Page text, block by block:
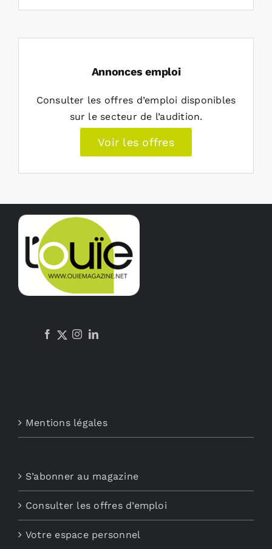
Annonces emploi
Consulter les offres d’emploi disponibles
sur le secteur de l’audition.
Voir les offres
Mentions légales
S’abonner au magazine
Consulter les offres d’emploi
Votre espace personnel